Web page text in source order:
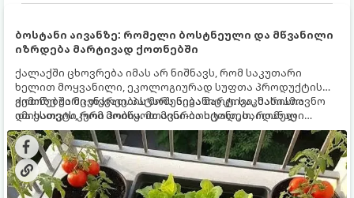
ბოსტანი აივანზე: რომელი ბოსტნეული და მწვანილი
იზრდება მარტივად ქოთნებში
ქალაქში ცხოვრება იმას არ ნიშნავს, რომ საკუთარი
ხელით მოყვანილი, ეკოლოგიურად სუფთა პროდუქტის
გემოზე უარი თქვათ. პატარა აივანიც კი საკმარისია
იმისათვის, რომ მოიწყოთ მინი-ბოსტანი, საიდანაც
ყოველდღიურად ახალ, არომატულ მწვანილსა და
ბოსტნეულს მოკრეფთ.
ქოთნებში მცენარეების მოშენება მარტივი, სასიამოვნო
და ესთეტიკური ჰობია. მთავარია იცოდეთ, რომელი
კულტურები ეგუებიან ქოთნის პირობებს ყველაზე კარგად
და როგორ მოუაროთ მათ სწორად.